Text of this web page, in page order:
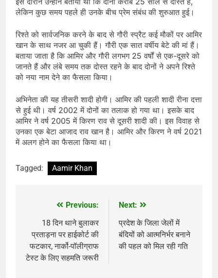
लेकिन कुछ समय पहले ही उनके बीच प्रेम संबंध की शुरुआत हुई।
रिश्ते को सार्वजनिक करने के बाद से गौरी स्प्रैट कई मौकों पर आमिर
खान के साथ नजर आ चुकी हैं। गौरी एक सात वर्षीय बेटे की मां हैं।
बताया जाता है कि आमिर और गौरी लगभग 25 वर्षों से एक-दूसरे को
जानते हैं और लंबे समय तक दोस्त रहने के बाद दोनों ने अपने रिश्ते
को नया नाम देने का फैसला किया।
अभिनेता की यह तीसरी शादी होगी। आमिर की पहली शादी रीना दत्ता
से हुई थी। वर्ष 2002 में दोनों का तलाक हो गया था। इसके बाद
आमिर ने वर्ष 2005 में किरण राव से दूसरी शादी की। इस विवाह से
उनका एक बेटा आजाद राव खान है। आमिर और किरण ने वर्ष 2021
में अलग होने का फैसला किया था।
Tagged: Aamir Khan
navigation
Previous:
18 दिन थाने बुलाकर
प्रताड़ना पर हाईकोर्ट की
फटकार, नार्को-पॉलीग्राफ
टेस्ट के लिए सहमति जरूरी
Next:
प्रदेश के जिला जेलों में
बंदियों को आत्मनिर्भर बनाने
की पहल को मिल रही गति